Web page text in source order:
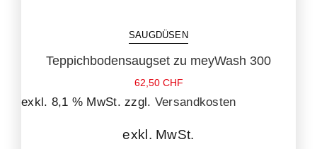
SAUGDÜSEN
Teppichbodensaugset zu meyWash 300
62,50 CHF
exkl. 8,1 % MwSt. zzgl. Versandkosten
exkl. MwSt.